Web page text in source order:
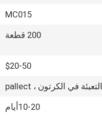
MC015
200 قطعة
$20-50
التعبئة في الكرتون ، pallect
10-20أيام